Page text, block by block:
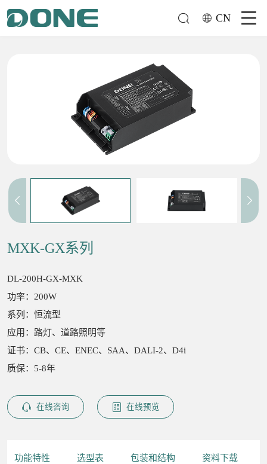
CN
MXK-GX系列
DL-200H-GX-MXK
功率：200W
系列：恒流型
应用：路灯、道路照明等
证书：CB、CE、ENEC、SAA、DALI-2、D4i
质保：5-8年
在线咨询 在线预览
功能特性 选型表 包装和结构 资料下载